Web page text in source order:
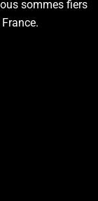
sommes fiers